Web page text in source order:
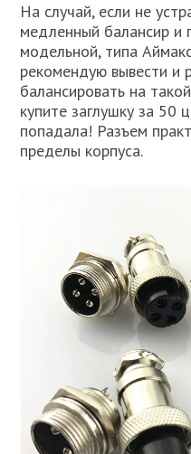
На случай, если не
медленный балансир и
модельной, типа
рекомендую вывести и
балансировать на
купите заглушку за 50
попадала! Разъем
пределы корпуса.